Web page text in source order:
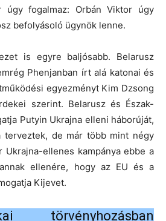
úgy fogalmaz: Orbán Viktor úgy
befolyásoló ügynök lenne.
is egyre baljósabb. Belarusz
Phenjanban írt alá katonai és
egyezményt Kim Dzsong
szerint. Belarusz és Észak-
Putyin Ukrajna elleni háborúját,
terveztek, de már több mint négy
Ukrajna-ellenes kampánya ebbe a
ellenére, hogy az EU és a
Kijevet.
törvényhozásban